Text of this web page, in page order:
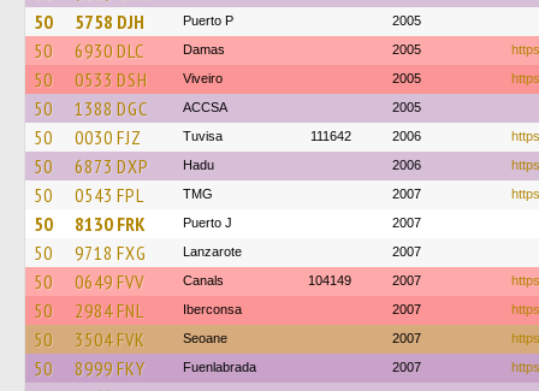
50 5758 DJH Puerto P 2005
50 6930 DLC Damas 2005
50 0533 DSH Viveiro 2005
50 1388 DGC ACCSA 2005
50 0030 FJZ Tuvisa 111642 2006
50 6873 DXP Hadu 2006
50 0543 FPL TMG 2007
50 8130 FRK Puerto J 2007
50 9718 FXG Lanzarote 2007
50 0649 FVV Canals 104149 2007
50 2984 FNL Iberconsa 2007
50 3504 FVK Seoane 2007
50 8999 FKY Fuenlabrada 2007